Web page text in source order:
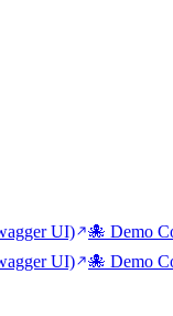
UI)
🐙 Demo
UI) 🐙 Demo